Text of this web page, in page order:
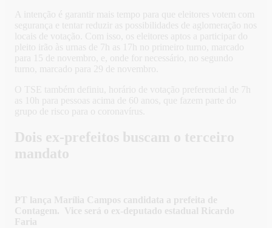
A intenção é garantir mais tempo para que eleitores votem com
segurança e tentar reduzir as possibilidades de aglomeração nos
locais de votação. Com isso, os eleitores aptos a participar do
pleito irão às urnas de 7h as 17h no primeiro turno, marcado
para 15 de novembro, e, onde for necessário, no segundo
turno, marcado para 29 de novembro.
O TSE também definiu, horário de votação preferencial de 7h
as 10h para pessoas acima de 60 anos, que fazem parte do
grupo de risco para o coronavírus.
Dois ex-prefeitos buscam o terceiro
mandato
PT lança Marília Campos candidata a prefeita de
Contagem. Vice será o ex-deputado estadual Ricardo
Faria